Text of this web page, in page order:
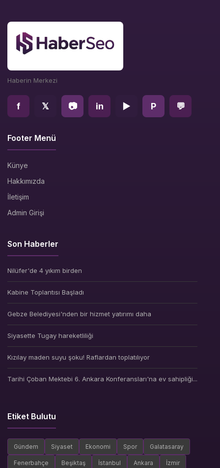
Haberin Merkezi
f 𝕏 📷 in ▶ P 💬
Footer Menü
Künye
Hakkımızda
İletişim
Admin Girişi
Son Haberler
Nilüfer'de 4 yıkım birden
Kabine Toplantısı Başladı
Gebze Belediyesi'nden bir hizmet yatırımı daha
Siyasette Tugay hareketliliği
Kızılay maden suyu şoku! Raflardan toplatılıyor
Tarihi Çoban Mektebi 6. Ankara Konferansları'na ev sahipliği...
Etiket Bulutu
Gündem Siyaset Ekonomi Spor Galatasaray
Fenerbahçe Beşiktaş İstanbul Ankara İzmir